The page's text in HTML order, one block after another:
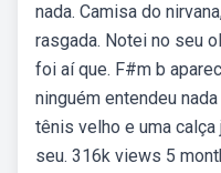
nada. Camisa do
rasgada. Notei no seu
foi aí que. F#m b
ninguém entendeu
tênis velho e uma
seu. 316k views 5